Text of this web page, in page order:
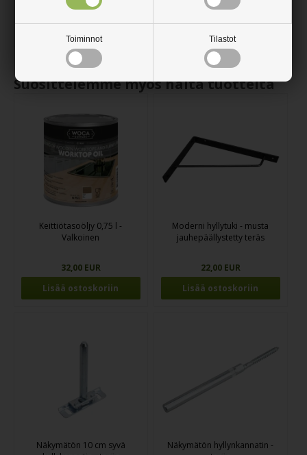
Toiminnot Tilastot
riippuu hyllyn koosta ja paksuudesta, sekä siitä, paljonko painoa
tukea.
Suosittelemme myös näitä tuotteita
Keittiötasoöljy 0,75 l -
Valkoinen
32,00 EUR
Moderni hyllytuki - musta
jauhepäällystetty teräs
22,00 EUR
Näkymätön 10 cm syvä
Näkymätön hyllynkannatin -